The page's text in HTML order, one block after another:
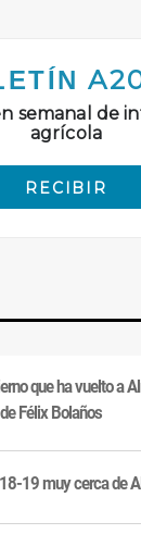
que ha vuelto a
Félix Bolaños
19 muy cerca de